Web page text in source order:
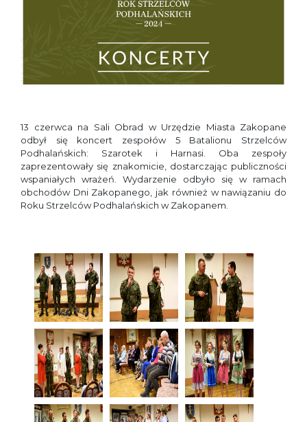
13 czerwca na Sali Obrad w Urzędzie Miasta Zakopane
odbył się koncert zespołów 5 Batalionu Strzelców
Podhalańskich: Szarotek i Harnasi. Oba zespoły
zaprezentowały się znakomicie, dostarczając publiczności
wspaniałych wrażeń. Wydarzenie odbyło się w ramach
obchodów Dni Zakopanego, jak również w nawiązaniu do
Roku Strzelców Podhalańskich w Zakopanem.